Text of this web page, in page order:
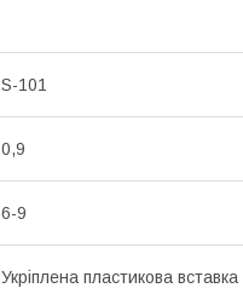
S-101
0,9
6-9
Укріплена пластикова